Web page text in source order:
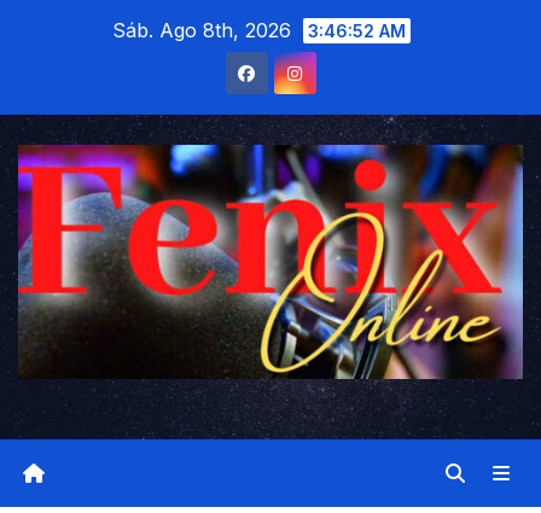
Sáb. Ago 8th, 2026 3:46:52 AM